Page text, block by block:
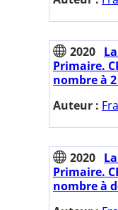
2020
Primaire.
nombre à
Auteur :
2020
Primaire.
nombre à